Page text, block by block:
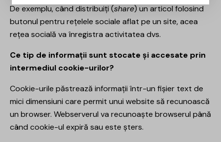
De exemplu, când distribuiți (share) un articol folosind
butonul pentru rețelele sociale aflat pe un site, acea
rețea socială va înregistra activitatea dvs.
Ce tip de informații sunt stocate și accesate prin
intermediul cookie-urilor?
Cookie-urile păstrează informații într-un fișier text de
mici dimensiuni care permit unui website să recunoască
un browser. Webserverul va recunoaște browserul până
când cookie-ul expiră sau este șters.